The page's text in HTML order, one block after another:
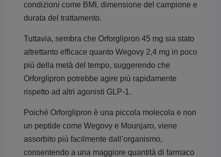
condizioni come BMI, dimensione del campione e
durata del trattamento.
Tuttavia, sembra che Orforglipron 45 mg sia stato
altrettanto efficace quanto Wegovy 2,4 mg in poco
più della metà del tempo, suggerendo che
Orforglipron potrebbe agire più rapidamente
rispetto ad altri agonisti GLP-1.
Poiché Orforglipron è una piccola molecola e non
un peptide come Wegovy e Mounjaro, viene
assorbito più facilmente dall’organismo,
consentendo a una maggiore quantità di farmaco